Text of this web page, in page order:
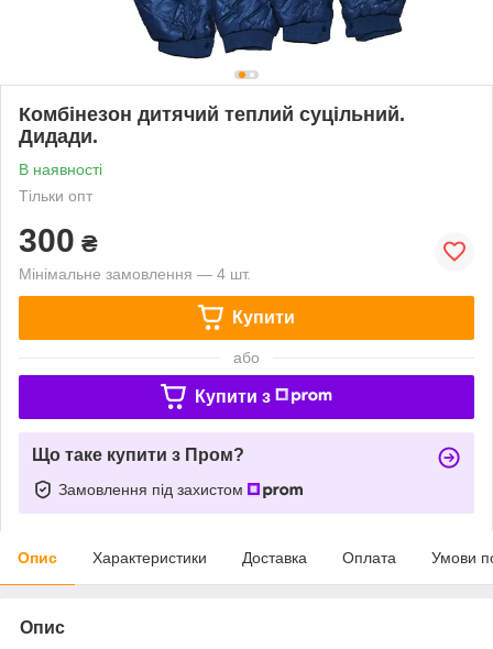
Комбінезон дитячий теплий суцільний.
Дидади.
В наявності
Тільки опт
300 ₴
Мінімальне замовлення — 4 шт.
Купити
або
Купити з
Що таке купити з Пром?
Замовлення під захистом
Опис Характеристики Доставка Оплата Умови
Опис